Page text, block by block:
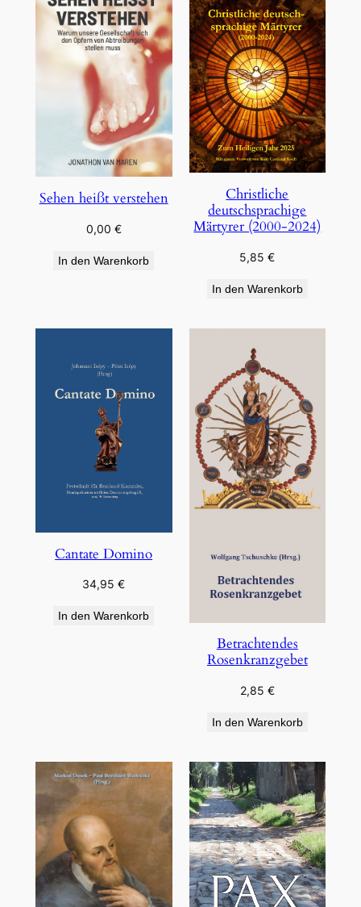
Sehen heißt verstehen
0,00 €
In den Warenkorb
Christliche
deutschsprachige
Märtyrer (2000-2024)
5,85€
In den Warenkorb
Cantate Domino
34,95€
In den Warenkorb
Betrachtendes
Rosenkranzgebet
2,85 €
In den Warenkorb